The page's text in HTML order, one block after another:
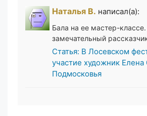
Наталья В. написал(а):
Бала на ее мастер-
замечательный
Статья: В Лосевском
участие художник Елена
Подмосковья